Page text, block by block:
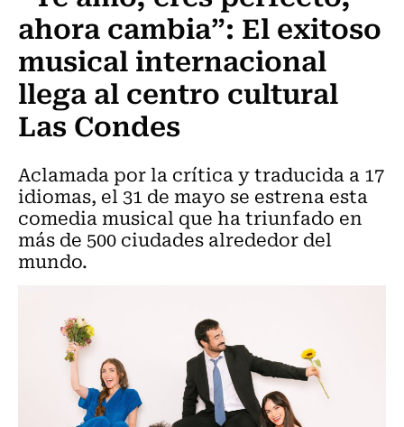
ahora cambia”: El exitoso
musical internacional
llega al centro cultural
Las Condes
Aclamada por la crítica y traducida a 17
idiomas, el 31 de mayo se estrena esta
comedia musical que ha triunfado en
más de 500 ciudades alrededor del
mundo.